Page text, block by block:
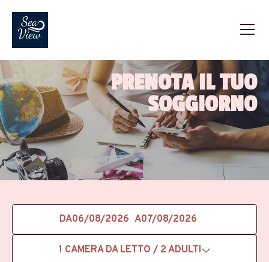
PRENOTA IL TUO
SOGGIORNO
DA A
1 CAMERA DA LETTO / 2 ADULTI